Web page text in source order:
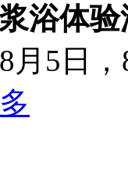
浴体验
月5日